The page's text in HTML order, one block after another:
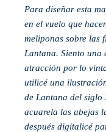
Para diseñar esta
en el vuelo que
meliponas sobre las
Lantana. Siento una
atracción por lo
utilicé una
de Lantana del siglo
acuarela las abejas
después digitalicé